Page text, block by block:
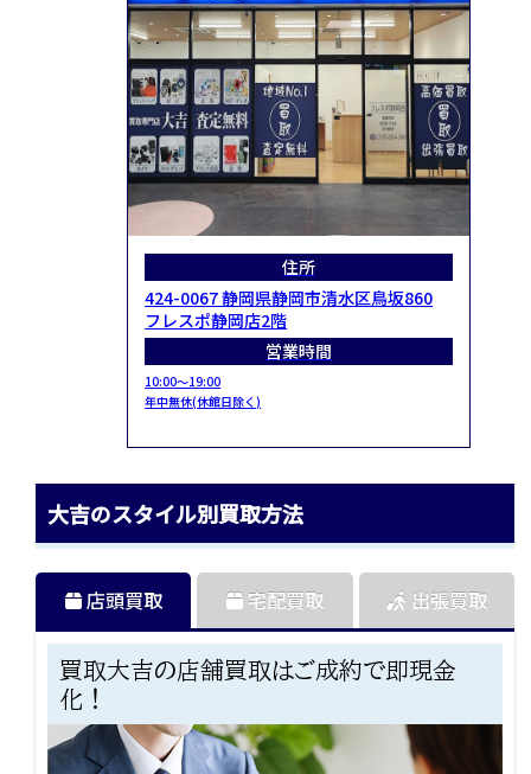
住所
424-0067 静岡県静岡市清水区鳥坂860
フレスポ静岡店2階
営業時間
10:00～19:00
年中無休(休館日除く)
大吉のスタイル別買取方法
店頭買取
買取大吉の店舗買取はご成約で即現金
化！
宅配買取 出張買取